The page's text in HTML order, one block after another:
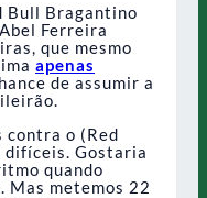
Bull Bragantino
Ferreira
que mesmo
apenas
de assumir a
contra o (Red
difíceis. Gostaria
quando
Mas metemos 22